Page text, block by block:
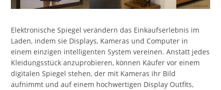
Elektronische Spiegel verändern das Einkaufserlebnis im
Laden, indem sie Displays, Kameras und Computer in
einem einzigen intelligenten System vereinen. Anstatt jedes
Kleidungsstück anzuprobieren, können Käufer vor einem
digitalen Spiegel stehen, der mit Kameras ihr Bild
aufnimmt und auf einem hochwertigen Display Outfits,